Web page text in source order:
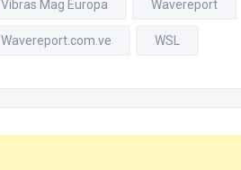
Vibras Mag Europa Wavereport
Wavereport.com.ve WSL